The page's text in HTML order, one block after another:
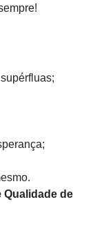
Qualidade de